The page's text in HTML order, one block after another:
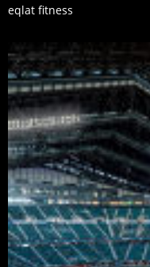
eqlat fitness